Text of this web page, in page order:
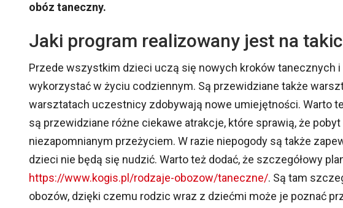
obóz taneczny.
Jaki program realizowany jest na
Przede wszystkim dzieci uczą się nowych kroków tanecznych
wykorzystać w życiu codziennym. Są przewidziane także
warsztatach uczestnicy zdobywają nowe umiejętności. Warto
są przewidziane różne ciekawe atrakcje, które sprawią, że
niezapomnianym przeżyciem. W razie niepogody są także
dzieci nie będą się nudzić. Warto też dodać, że szczegółowy
https://www.kogis.pl/rodzaje-obozow/taneczne/. Są tam
obozów, dzięki czemu rodzic wraz z dziećmi może je poznać